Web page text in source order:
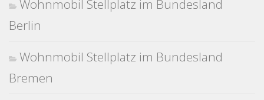
Wohnmobil Stellplatz im Bundesland
Berlin
Wohnmobil Stellplatz im Bundesland
Bremen